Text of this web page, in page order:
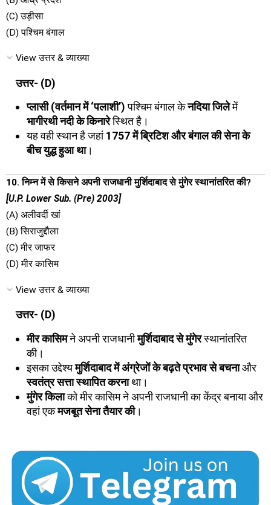
(C) उड़ीसा
(D) पश्चिम बंगाल
View उत्तर & व्याख्या
उत्तर- (D)
प्लासी (वर्तमान में ‘पलाशी’)पश्चिम बंगाल केनदिया जिलेमें
भागीरथी नदी के किनारेस्थित है।
यह वही स्थान है जहां1757 में ब्रिटिश और बंगाल की सेना के
बीच युद्ध हुआ था।
10. निम्न में से किसने अपनी राजधानी मुर्शिदाबाद से मुंगेर स्थानांतरित की?
[U.P. Lower Sub. (Pre) 2003]
(A) अलीवर्दी खां
(B) सिराजुद्दौला
(C) मीर जाफर
(D) मीर कासिम
View उत्तर & व्याख्या
उत्तर- (D)
मीर कासिमने अपनी राजधानीमुर्शिदाबाद से मुंगेरस्थानांतरित
की।
इसका उद्देश्यमुर्शिदाबाद में अंग्रेजों के बढ़ते प्रभाव से बचनाऔर
स्वतंत्र सत्ता स्थापित करनाथा।
मुंगेर किलाको मीर कासिम ने अपनी राजधानी का केंद्र बनाया और
वहां एकमजबूत सेना तैयार की।